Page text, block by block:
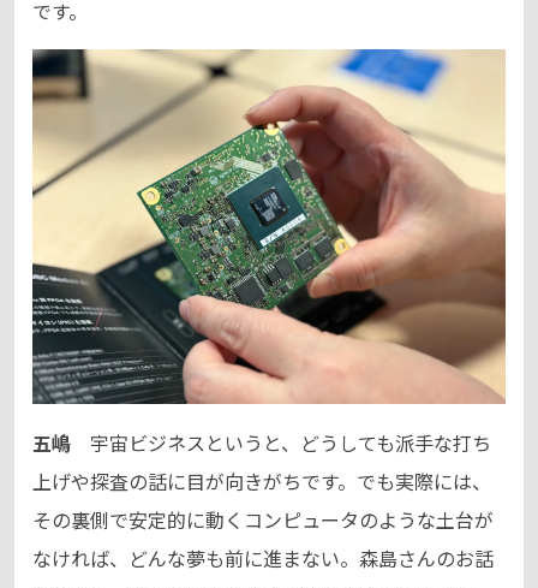
です。
五嶋 宇宙ビジネスというと、どうしても派手な打ち
上げや探査の話に目が向きがちです。でも実際には、
その裏側で安定的に動くコンピュータのような土台が
なければ、どんな夢も前に進まない。森島さんのお話